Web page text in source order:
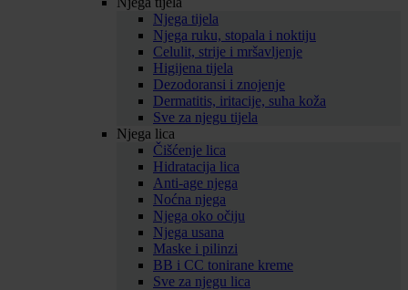
Njega tijela
Njega ruku, stopala i noktiju
Celulit, strije i mršavljenje
Higijena tijela
Dezodoransi i znojenje
Dermatitis, iritacije, suha koža
Sve za njegu tijela
Njega lica
Čišćenje lica
Hidratacija lica
Anti-age njega
Noćna njega
Njega oko očiju
Njega usana
Maske i pilinzi
BB i CC tonirane kreme
Sve za njegu lica